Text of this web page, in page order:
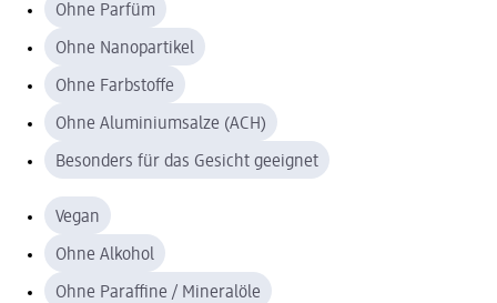
Ohne Parfüm
Ohne Nanopartikel
Ohne Farbstoffe
Ohne Aluminiumsalze (ACH)
Besonders für das Gesicht geeignet
Vegan
Ohne Alkohol
Ohne Paraffine / Mineralöle